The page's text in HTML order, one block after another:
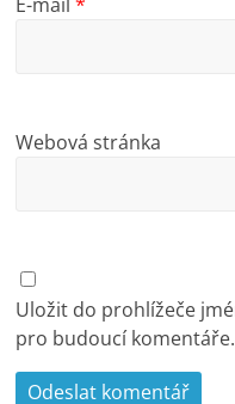
Webová stránka
Uložit do prohlížeče
pro budoucí komentáře.